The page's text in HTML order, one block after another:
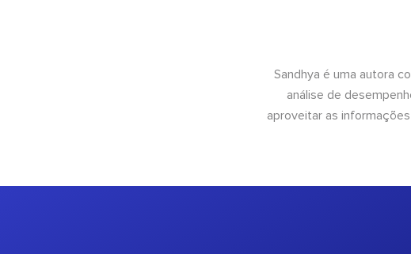
Sandhya é uma autora
análise de
aproveitar as